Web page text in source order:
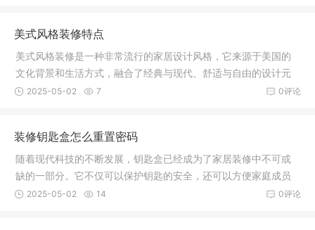
美式风格装修特点
美式风格装修是一种非常流行的家居设计风格，它来源于美国的
文化背景和生活方式，融合了经典与现代、舒适与自由的设计元
素，塑造
0评论
2025-05-02 7
装修钥匙盒怎么重置密码
随着现代科技的不断发展，钥匙盒已经成为了家居装修中不可或
缺的一部分。它不仅可以保护钥匙的安全，还可以方便家庭成员
进出，而
0评论
2025-05-02 14